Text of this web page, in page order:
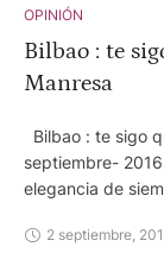
OPINIÓN
Bilbao : te
Manresa
Bilbao : te sigo
septiembre-
elegancia de
convirtiendo en
2 septiembre,